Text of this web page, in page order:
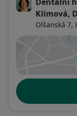
Klímová,
Olšanská 7,
Dostupnost